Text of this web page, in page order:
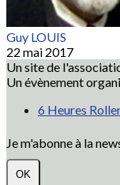
Guy LOUIS
22 mai 2017
Un site de
Un évènement
6 Heures
Je m'abonne à la
OK